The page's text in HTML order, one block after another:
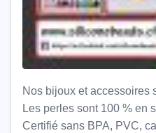
Nos bijoux et accessoires
Les perles sont 100 % en
Certifié sans BPA, PVC,